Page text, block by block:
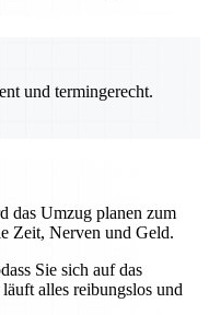
und termingerecht.
das Umzug planen zum
Zeit, Nerven und Geld.
Sie sich auf das
alles reibungslos und